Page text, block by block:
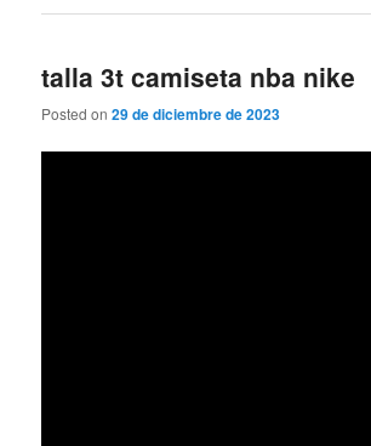
talla 3t camiseta nba nike
Posted on29 de diciembre de 2023